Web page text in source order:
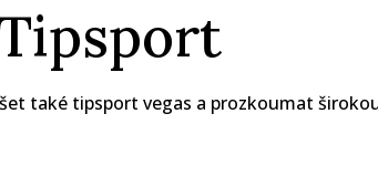
také tipsport vegas a prozkoumat